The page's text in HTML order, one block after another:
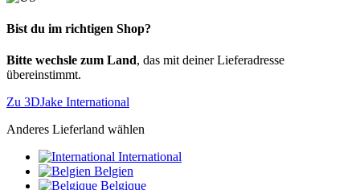
Bist du im richtigen Shop?
Bitte wechsle zum Land, das mit deiner Lieferadresse
übereinstimmt.
Zu 3DJake International
Anderes Lieferland wählen
International
Belgien
Belgique